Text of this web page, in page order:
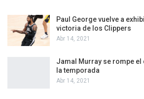
Paul George vuelve a
victoria de los Clippers
Abr 14, 2021
Jamal Murray se rompe
la temporada
Abr 14, 2021